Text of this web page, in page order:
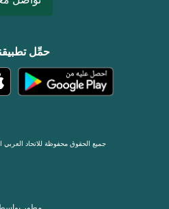
حمِّل
جميع الحقوق محفوظة للاتحاد العربي